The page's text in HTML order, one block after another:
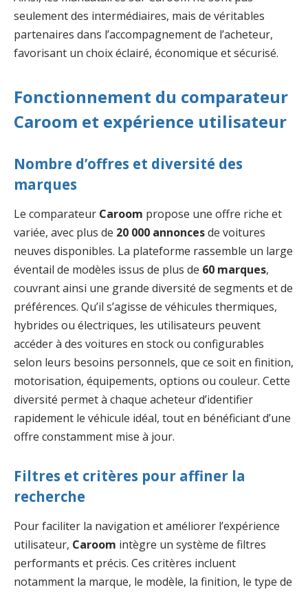
seulement des intermédiaires, mais de véritables
partenaires dans l’accompagnement de l’acheteur,
favorisant un choix éclairé, économique et sécurisé.
Fonctionnement du comparateur
Caroom et expérience utilisateur
Nombre d’offres et diversité des
marques
Le comparateur Caroom propose une offre riche et
variée, avec plus de 20 000 annoncesde voitures
neuves disponibles. La plateforme rassemble un large
éventail de modèles issus de plus de 60 marques,
couvrant ainsi une grande diversité de segments et de
préférences. Qu’il s’agisse de véhicules thermiques,
hybrides ou électriques, les utilisateurs peuvent
accéder à des voitures en stock ou configurables
selon leurs besoins personnels, que ce soit en finition,
motorisation, équipements, options ou couleur. Cette
diversité permet à chaque acheteur d’identifier
rapidement le véhicule idéal, tout en bénéficiant d’une
offre constamment mise à jour.
Filtres et critères pour affiner la
recherche
Pour faciliter la navigation et améliorer l’expérience
utilisateur, Caroom intègre un système de filtres
performants et précis. Ces critères incluent
notamment la marque, le modèle, la finition, le type de